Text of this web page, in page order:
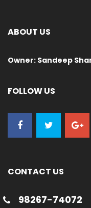
ABOUT US
Owner: Sandeep
FOLLOW US
CONTACT US
98267-74072